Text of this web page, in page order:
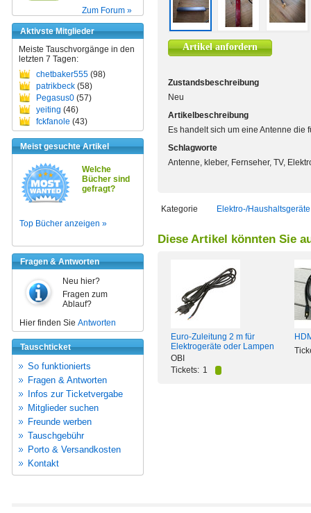
Zum Forum »
Aktivste Mitglieder
Meiste Tauschvorgänge in den
letzten 7 Tagen:
chetbaker555 (98)
patrikbeck (58)
Pegasus0 (57)
yeiting (46)
fckfanole (43)
Meist gesuchte Artikel
Welche
Bücher sind
gefragt?
Top Bücher anzeigen »
Fragen & Antworten
Neu hier?
Fragen zum
Ablauf?
Hier finden Sie Antworten
Tauschticket
So funktionierts
Fragen & Antworten
Infos zur Ticketvergabe
Mitglieder suchen
Freunde werben
Tauschgebühr
Porto & Versandkosten
Kontakt
Artikel anfordern
Zustandsbeschreibung
Neu
Artikelbeschreibung
Es handelt sich um eine Antenne die
Schlagworte
Antenne, kleber, Fernseher, TV,
Kategorie Elektro-/Haushaltsgeräte
Diese Artikel könnten Sie
Euro-Zuleitung 2 m für
Elektrogeräte oder Lampen
OBI
Tickets: 1